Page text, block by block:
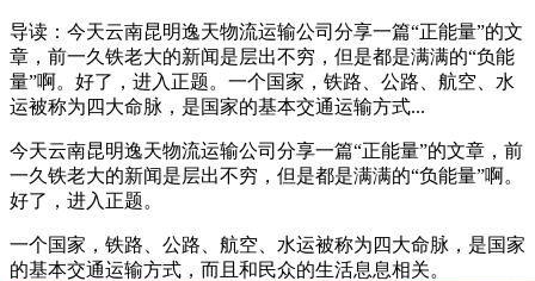
导读：今天云南昆明逸天物流运输公司分享一篇“正能量”的文
章，前一久铁老大的新闻是层出不穷，但是都是满满的“负能
量”啊。好了，进入正题。一个国家，铁路、公路、航空、水
运被称为四大命脉，是国家的基本交通运输方式...
今天云南昆明逸天物流运输公司分享一篇“正能量”的文章，前
一久铁老大的新闻是层出不穷，但是都是满满的“负能量”啊。
好了，进入正题。
一个国家，铁路、公路、航空、水运被称为四大命脉，是国家
的基本交通运输方式，而且和民众的生活息息相关。